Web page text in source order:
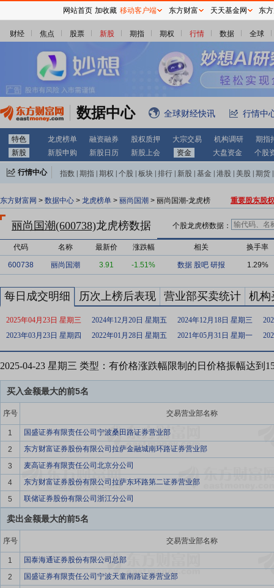
财经 焦点 股票 新股 期指 期权 行情 数据 全球
数据中心 全球财经快讯 行情中
特色 龙虎榜单 融资融券 股权质押 大宗交易 机构调研
期指
新股
新股申购 新股日历 新股上会 资金 大盘资金 个股
行情中心 指数 期指 期权 个股 板块 排行 新股 基金 港股 美股 期货
东方财富网 > 数据中心 > 龙虎榜单 > 丽尚国潮 > 丽尚国潮-龙虎榜 重要股东股
丽尚国潮(600738)龙虎榜数据 个股龙虎榜数据：
代码 名称 最新价 涨跌幅 相关 换手率
600738 丽尚国潮 3.91 -1.51% 数据 股吧 研报 1.29%
每日成交明细 历次上榜后表现 营业部买卖统计 机构
2025年04月23日 星期三 2024年12月20日 星期五 2024年12月18日 星期三
2023年03月23日 星期四
2022年01月28日 星期五 2021年05月31日 星期一
2025-04-23 星期三 类型：有价格涨跌幅限制的日价格振幅达到
买入金额最大的前5名
序号 交易营业部名称
1
国盛证券有限责任公司宁波桑田路证券营业部
2
东方财富证券股份有限公司拉萨金融城南环路证券营业部
3
麦高证券有限责任公司北京分公司
4
东方财富证券股份有限公司拉萨东环路第二证券营业部
5
联储证券股份有限公司浙江分公司
卖出金额最大的前5名
序号 交易营业部名称
1
国泰海通证券股份有限公司总部
2
国盛证券有限责任公司宁波天童南路证券营业部
网站首页 加收藏 移动客户端 东方财富 天天基金网 东